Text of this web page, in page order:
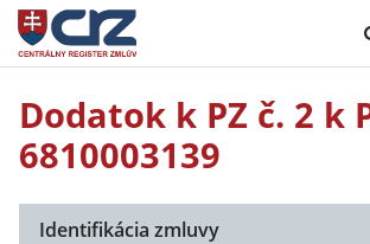
Dodatok k PZ č. 2 k
6810003139
Identifikácia zmluvy